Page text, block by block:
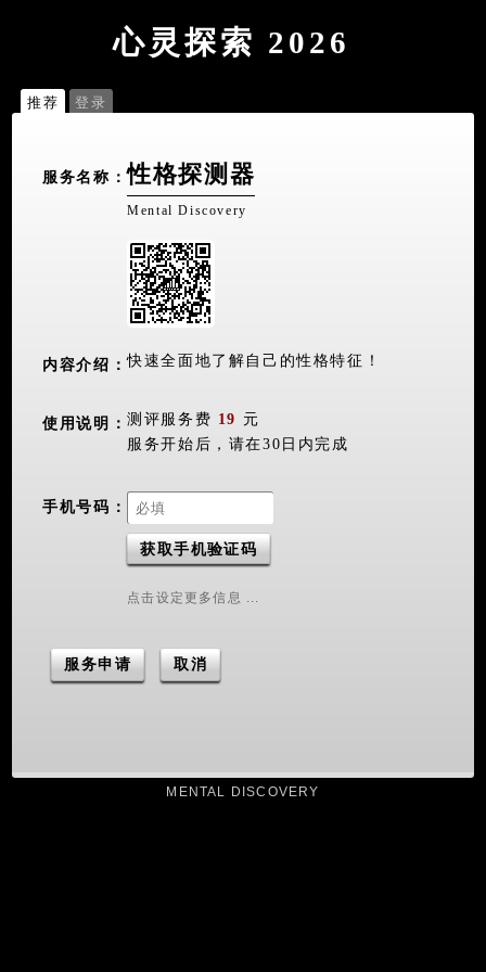
心灵探索 2026
推荐 登录
服务名称：性格探测器
Mental Discovery
内容介绍：快速全面地了解自己的性格特征！
使用说明：测评服务费 19 元
服务开始后，请在30日内完成
手机号码：
获取手机验证码
点击设定更多信息 ...
MENTAL DISCOVERY